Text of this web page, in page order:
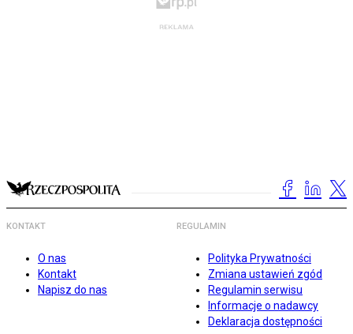
KONTAKT
O nas
Kontakt
Napisz do nas
REGULAMIN
Polityka Prywatności
Zmiana ustawień zgód
Regulamin serwisu
Informacje o nadawcy
Deklaracja dostępności